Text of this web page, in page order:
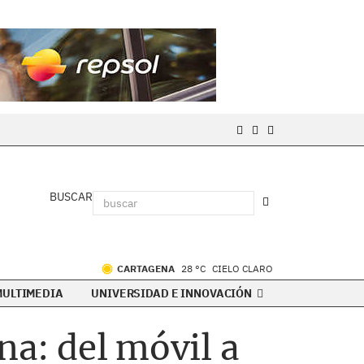
BUSCAR
CARTAGENA 28 °C CIELO CLARO
UNIVERSIDAD E INNOVACIÓN
del móvil a